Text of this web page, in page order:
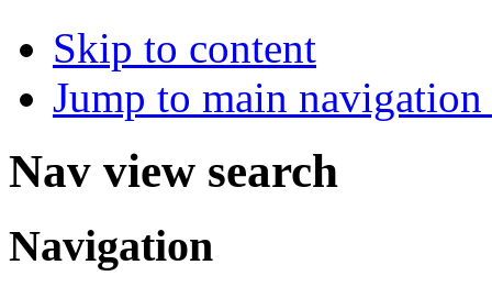
Skip to content
Jump to main
Nav view search
Navigation